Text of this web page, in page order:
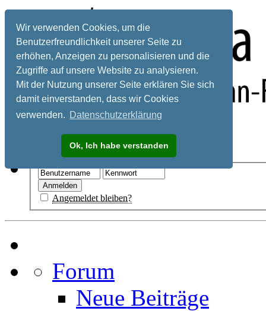
Wir verwenden Cookies, um die
Benutzerfreundlichkeit unserer Seite zu
erhöhen, Anzeigen zu personalisieren und die
Zugriffe auf unsere Website zu analysieren.
Mit der Nutzung unserer Seite erklären Sie sich
damit einverstanden, dass wir Cookies
verwenden. Datenschutzerklärung
Ok, Ich habe verstanden
Registrieren
Angemeldet bleiben?
Forum
Neue Beiträge